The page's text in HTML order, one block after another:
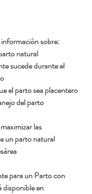
sobre:
natural
sucede durante el
el parto sea placentero
del parto
las
un parto natural
para un Parto con
en